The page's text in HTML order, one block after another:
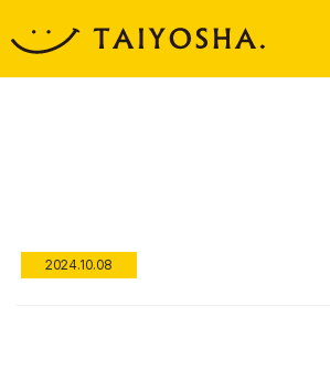
2024.10.08